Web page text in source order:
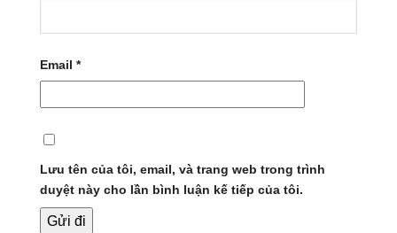
Email *
Lưu tên của tôi, email, và trang web trong trình
duyệt này cho lần bình luận kế tiếp của tôi.